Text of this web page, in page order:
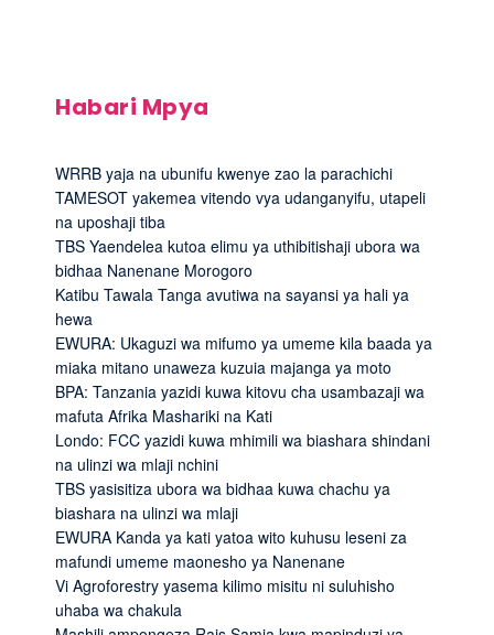
Habari Mpya
WRRB yaja na ubunifu kwenye zao la parachichi
TAMESOT yakemea vitendo vya udanganyifu, utapeli
na uposhaji tiba
TBS Yaendelea kutoa elimu ya uthibitishaji ubora wa
bidhaa Nanenane Morogoro
Katibu Tawala Tanga avutiwa na sayansi ya hali ya
hewa
EWURA: Ukaguzi wa mifumo ya umeme kila baada ya
miaka mitano unaweza kuzuia majanga ya moto
BPA: Tanzania yazidi kuwa kitovu cha usambazaji wa
mafuta Afrika Mashariki na Kati
Londo: FCC yazidi kuwa mhimili wa biashara shindani
na ulinzi wa mlaji nchini
TBS yasisitiza ubora wa bidhaa kuwa chachu ya
biashara na ulinzi wa mlaji
EWURA Kanda ya kati yatoa wito kuhusu leseni za
mafundi umeme maonesho ya Nanenane
Vi Agroforestry yasema kilimo misitu ni suluhisho
uhaba wa chakula